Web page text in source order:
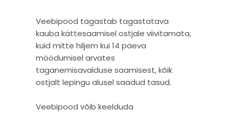
Veebipood tagastab tagastatava
kauba kättesaamisel ostjale viivitamata,
kuid mitte hiljem kui 14 päeva
möödumisel arvates
taganemisavalduse saamisest, kõik
ostjalt lepingu alusel saadud tasud.
Veebipood võib keelduda